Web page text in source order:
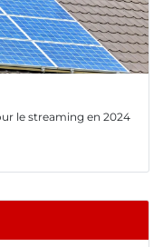
le streaming en 2024